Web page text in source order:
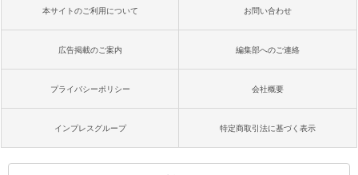
本サイトのご利用について お問い合わせ
広告掲載のご案内 編集部へのご連絡
プライバシーポリシー 会社概要
インプレスグループ 特定商取引法に基づく表示